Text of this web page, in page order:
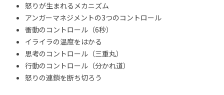
怒りが生まれるメカニズム
アンガーマネジメントの3つのコントロール
衝動のコントロール（6秒）
イライラの温度をはかる
思考のコントロール（三重丸）
行動のコントロール（分かれ道）
怒りの連鎖を断ち切ろう